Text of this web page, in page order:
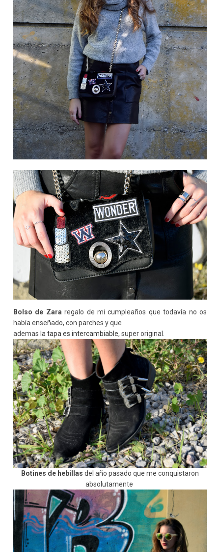
Bolso de Zararegalo de mi cumpleaños que todavía no os
había enseñado, con parches y que
ademas la tapa es intercambiable, super original.
Botines de hebillas del año pasado que me conquistaron
absolutamente